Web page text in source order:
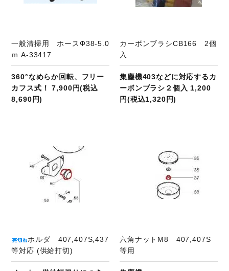
一般清掃用 ホースΦ38-5.0
ｍ A-33417
360°なめらか回転、フリー
カフス式！ 7,900円(税込
8,690円)
カーボンブラシCB166 2個
入
集塵機403などに対応するカ
ーボンブラシ２個入 1,200
円(税込1,320円)
ホルダ 407,407S,437
等対応 (供給打切)
六角ナットM8 407,407S
等用